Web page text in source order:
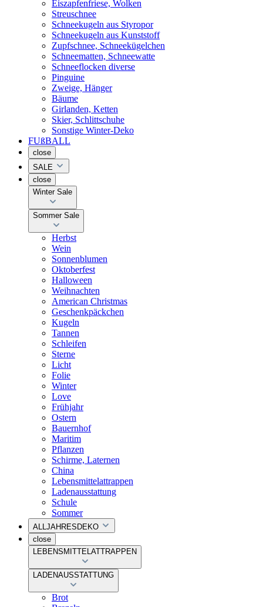
Eiszapfenfriese, Wolken
Streuschnee
Schneekugeln aus Styropor
Schneekugeln aus Kunststoff
Zupfschnee, Schneekügelchen
Schneematten, Schneewatte
Schneeflocken diverse
Pinguine
Zweige, Hänger
Bäume
Girlanden, Ketten
Skier, Schlittschuhe
Sonstige Winter-Deko
FUßBALL
close
SALE
close
Winter Sale
Sommer Sale
Herbst
Wein
Sonnenblumen
Oktoberfest
Halloween
Weihnachten
American Christmas
Geschenkpäckchen
Kugeln
Tannen
Schleifen
Sterne
Licht
Folie
Winter
Love
Frühjahr
Ostern
Bauernhof
Maritim
Pflanzen
Schirme, Laternen
China
Lebensmittelattrappen
Ladenausstattung
Schule
Sommer
ALLJAHRESDEKO
close
LEBENSMITTELATTRAPPEN
LADENAUSSTATTUNG
Brot